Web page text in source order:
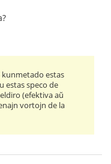
kunmetado estas
estas speco de
(efektiva aŭ
vortojn de la